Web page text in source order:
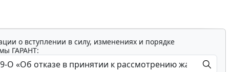
о вступлении в силу, изменениях и порядке
ГАРАНТ: